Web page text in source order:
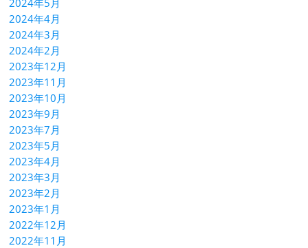
2024年4月
2024年3月
2024年2月
2023年12月
2023年11月
2023年10月
2023年9月
2023年7月
2023年5月
2023年4月
2023年3月
2023年2月
2023年1月
2022年12月
2022年11月